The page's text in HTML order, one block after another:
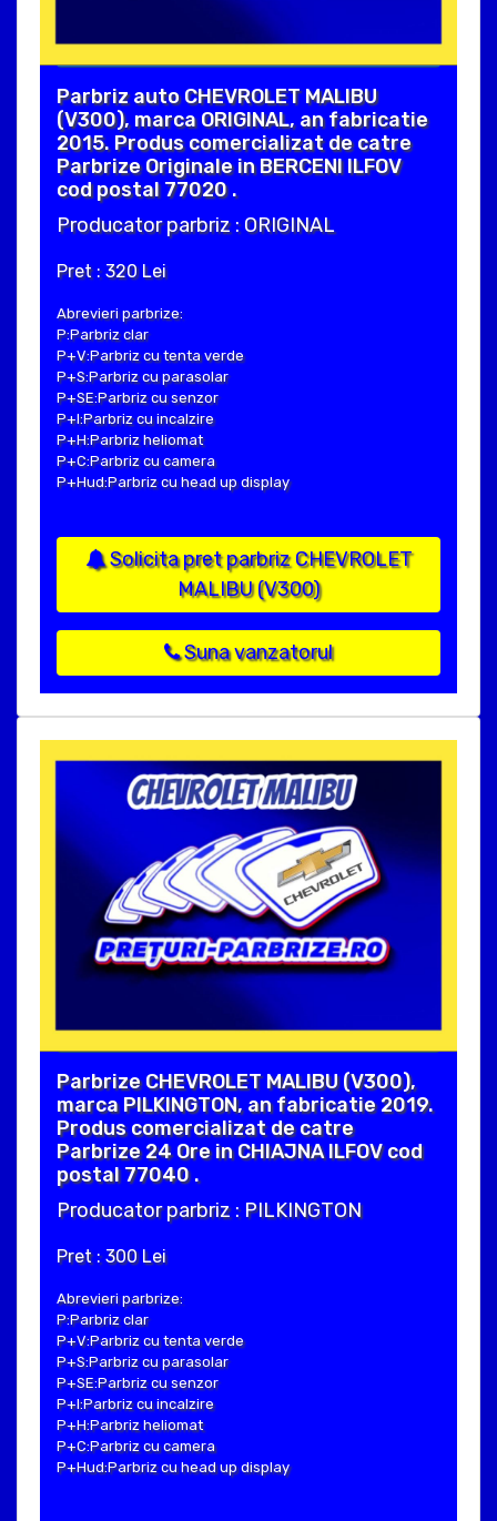
Parbriz auto CHEVROLET MALIBU
(V300), marca ORIGINAL, an fabricatie
2015. Produs comercializat de catre
Parbrize Originale in BERCENI ILFOV
cod postal 77020 .
Producator parbriz : ORIGINAL
Pret : 320 Lei
Abrevieri parbrize:
P:Parbriz clar
P+V:Parbriz cu tenta verde
P+S:Parbriz cu parasolar
P+SE:Parbriz cu senzor
P+I:Parbriz cu incalzire
P+H:Parbriz heliomat
P+C:Parbriz cu camera
P+Hud:Parbriz cu head up display
Solicita pret parbriz CHEVROLET
MALIBU (V300)
Suna vanzatorul
Parbrize CHEVROLET MALIBU (V300),
marca PILKINGTON, an fabricatie 2019.
Produs comercializat de catre
Parbrize 24 Ore in CHIAJNA ILFOV cod
postal 77040 .
Producator parbriz : PILKINGTON
Pret : 300 Lei
Abrevieri parbrize:
P:Parbriz clar
P+V:Parbriz cu tenta verde
P+S:Parbriz cu parasolar
P+SE:Parbriz cu senzor
P+I:Parbriz cu incalzire
P+H:Parbriz heliomat
P+C:Parbriz cu camera
P+Hud:Parbriz cu head up display